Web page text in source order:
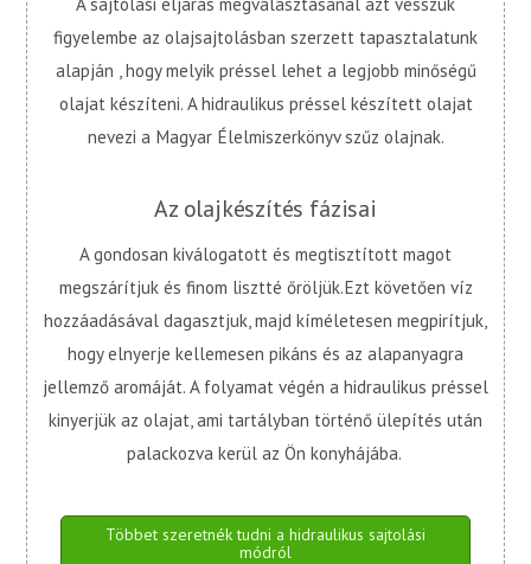
figyelembe az olajsajtolásban szerzett tapasztalatunk
alapján , hogy melyik préssel lehet a legjobb minőségű
olajat készíteni. A hidraulikus préssel készített olajat
nevezi a Magyar Élelmiszerkönyv szűz olajnak.
Az olajkészítés fázisai
A gondosan kiválogatott és megtisztított magot
megszárítjuk és finom lisztté őröljük.Ezt követően víz
hozzáadásával dagasztjuk, majd kíméletesen megpirítjuk,
hogy elnyerje kellemesen pikáns és az alapanyagra
jellemző aromáját. A folyamat végén a hidraulikus préssel
kinyerjük az olajat, ami tartályban történő ülepítés után
palackozva kerül az Ön konyhájába.
Többet szeretnék tudni a hidraulikus sajtolási
módról